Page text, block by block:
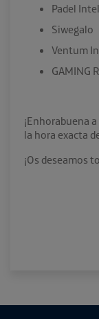
Padel
Siwegalo
Ventum
GAMING
¡Enhorabuena
la hora exacta
¡Os deseamos